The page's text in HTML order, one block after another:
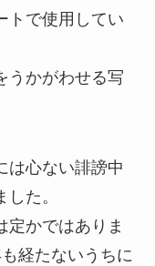
トで使用してい
うかがわせる写
は心ない誹謗中
た。
定かではありま
経たないうちに